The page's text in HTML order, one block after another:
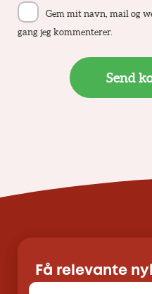
Gem mit navn, mail og
gang jeg kommenterer.
Få relevante